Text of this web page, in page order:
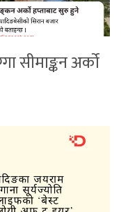
सीमाङ्कन अर्को